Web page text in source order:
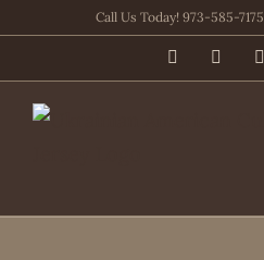
content
Call Us Today! 973-585-7175
FacebookPayPal